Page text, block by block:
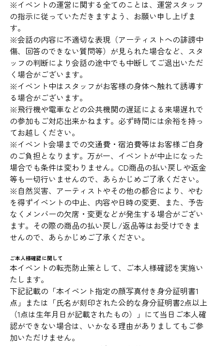
※イベントの運営に関する全てのことは、運営スタッフ
の指示に従っていただきますよう、お願い申し上げま
す。
※会話の内容に不適切な表現（アーティストへの誹謗中
傷、回答のできない質問等）が見られた場合など、スタ
ッフの判断により会話の途中でも中断してご退出いただ
く場合がございます。
※イベント中はスタッフがお客様の身体へ触れて誘導す
る場合がございます。
※飛行機や電車などの公共機関の遅延による来場遅れで
の参加もご対応出来かねます。必ず時間には余裕を持っ
てお越しください。
※イベント会場までの交通費・宿泊費等はお客様ご自身
のご負担となります。万が一、イベントが中止になった
場合でも条件は変わりません。CD商品の払い戻しや返金
等も一切行いませんので、あらかじめご了承ください。
※自然災害、アーティストやその他の都合により、やむ
を得ずイベントの中止、内容や日時の変更、また、予告
なくメンバーの欠席・変更などが発生する場合がござい
ます。その際の商品の払い戻し/返品等はお受けできま
せんので、あらかじめご了承ください。
ご本人様確認に関して
本イベントの転売防止策として、ご本人様確認を実施い
たします。
下記記載の「本イベント指定の顔写真付き身分証明書1
点」または「氏名が刻印された公的な身分証明書2点以上
（1点は生年月日が記載されたもの）」にて当日ご本人確
認ができない場合は、いかなる理由がありましてもご参
加いただけません。